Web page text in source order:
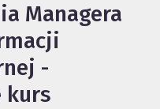
Managera
-
kurs